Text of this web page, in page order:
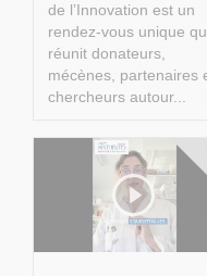
de l’Innovation est un
rendez-vous unique
réunit donateurs,
mécènes, partenaires
chercheurs autour...